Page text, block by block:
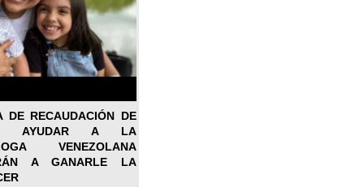
DE RECAUDACIÓN DE
AYUDAR A LA
VENEZOLANA
A GANARLE LA